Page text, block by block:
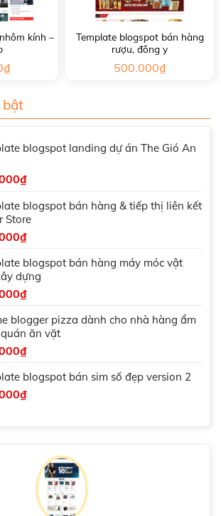
kính –
₫
Template blogspot bán hàng
rượu, đông y
500.000₫
bật
blogspot landing dự án The Gió An
₫
blogspot bán hàng & tiếp thị liên kết
Store
₫
blogspot bán hàng máy móc vật
dựng
₫
blogger pizza dành cho nhà hàng ẩm
ăn vặt
₫
blogspot bán sim số đẹp version 2
₫